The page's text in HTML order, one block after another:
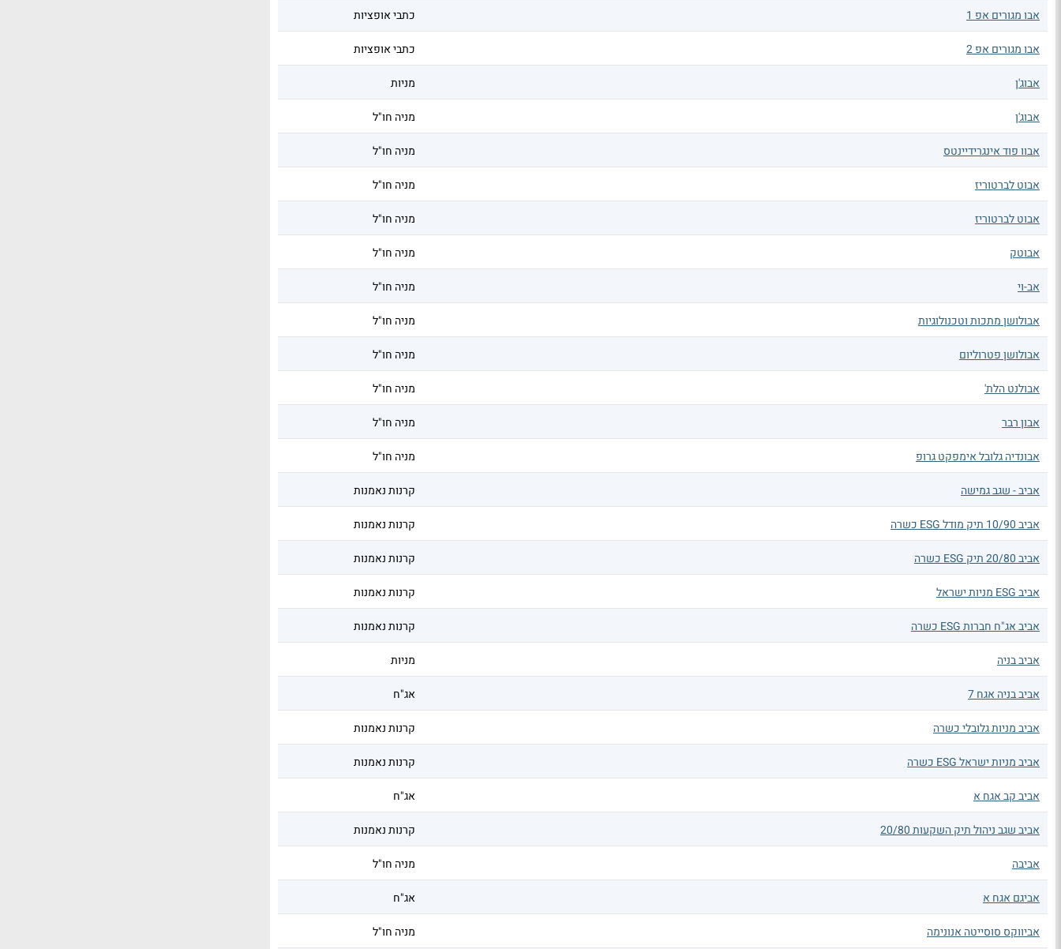
אבו מגורים אפ 1 כתבי אופציות
אבו מגורים אפ 2 כתבי אופציות
אבוג'ן מניות
אבוג'ן מניה חו"ל
אבוו פוד אינגרידיינטס מניה חו"ל
אבוט לברטוריז מניה חו"ל
אבוט לברטוריז מניה חו"ל
אבוטק מניה חו"ל
אב-וי מניה חו"ל
אבולושן מתכות וטכנולוגיות מניה חו"ל
אבולושן פטרוליום מניה חו"ל
אבולנט הלת' מניה חו"ל
אבון רבר מניה חו"ל
אבונדיה גלובל אימפקט גרופ מניה חו"ל
אביב - שגב גמישה קרנות נאמנות
אביב 10/90 תיק מודל ESG כשרה קרנות נאמנות
אביב 20/80 תיק ESG כשרה קרנות נאמנות
אביב ESG מניות ישראל קרנות נאמנות
אביב אג"ח חברות ESG כשרה קרנות נאמנות
אביב בניה מניות
אביב בניה אגח 7 אג"ח
אביב מניות גלובלי כשרה קרנות נאמנות
אביב מניות ישראל ESG כשרה קרנות נאמנות
אביב קב אגח א אג"ח
אביב שגב ניהול תיק השקעות 20/80 קרנות נאמנות
אביבה מניה חו"ל
אביגם אגח א אג"ח
אביווקס סוסייטה אנונימה מניה חו"ל